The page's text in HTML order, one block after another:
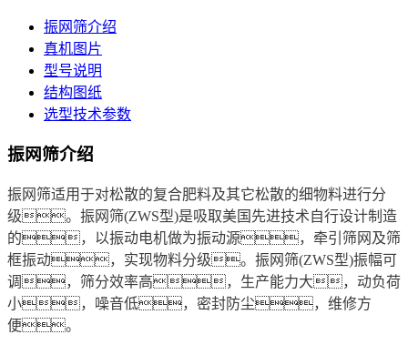
振网筛介绍
真机图片
型号说明
结构图纸
选型技术参数
振网筛介绍
振网筛适用于对松散的复合肥料及其它松散的细物料进行分
级。振网筛(ZWS型)是吸取美国先进技术自行设计制造
的，以振动电机做为振动源，牵引筛网及筛
框振动，实现物料分级。振网筛(ZWS型)振幅可
调，筛分效率高，生产能力大，动负荷
小，噪音低，密封防尘，维修方
便。